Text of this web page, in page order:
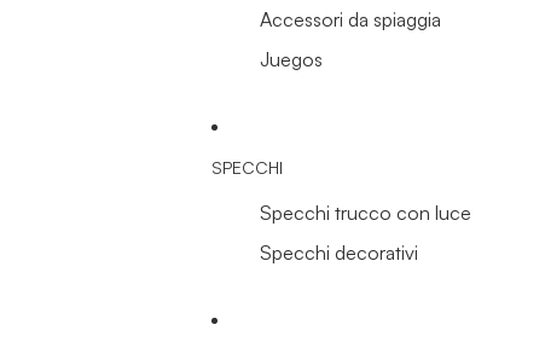
Accessori da spiaggia
Juegos
SPECCHI
Specchi trucco con luce
Specchi decorativi